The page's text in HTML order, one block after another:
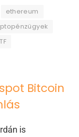
ethereum
Bitcoin
is